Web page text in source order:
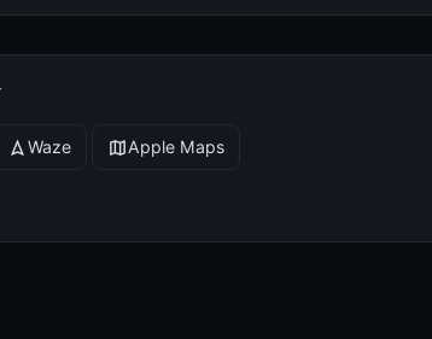
navigation Waze mapApple Maps